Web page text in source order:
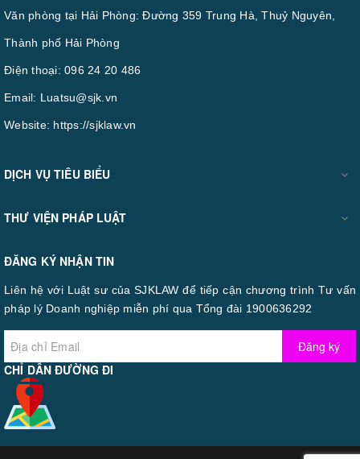
Văn phòng tại Hải Phòng: Đường 359 Trung Hà, Thuỷ Nguyên,
Thành phố Hải Phòng
Điện thoại: 096 24 20 486
Email: Luatsu@sjk.vn
Website: https://sjklaw.vn
DỊCH VỤ TIÊU BIỂU
THƯ VIỆN PHÁP LUẬT
ĐĂNG KÝ NHẬN TIN
Liên hệ với Luật sư của SJKLAW để tiếp cận chương trình Tư vấn
pháp lý Doanh nghiệp miễn phí qua Tổng đài 1900636292
Đăng ký
CHỈ DẪN ĐƯỜNG ĐI